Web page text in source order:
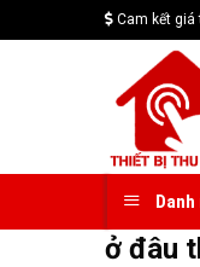
to
Cam kết
ở đâu